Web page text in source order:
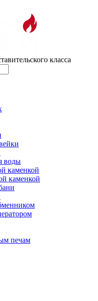
класса
воды
каменкой
каменкой
печам